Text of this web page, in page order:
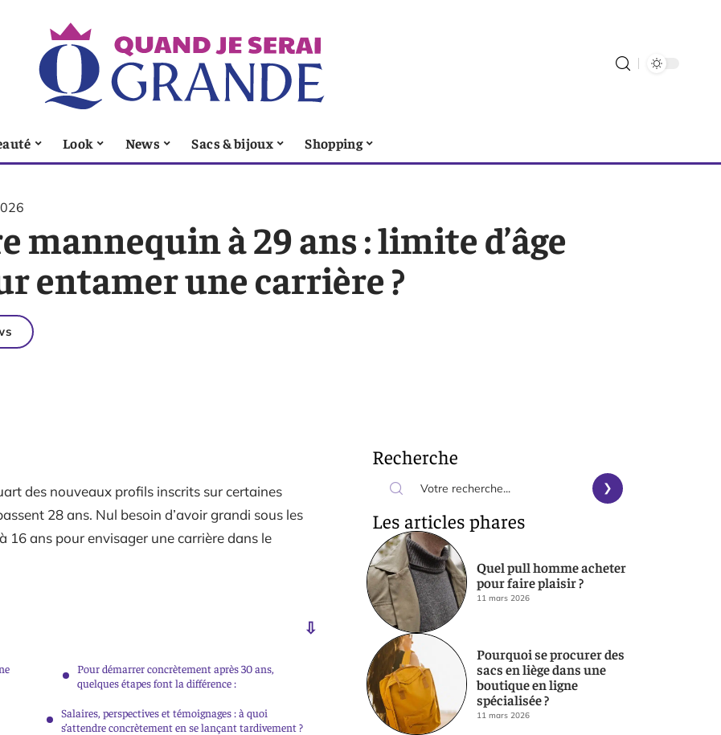
Look News Sacs & bijoux Shopping
mannequin à 29 ans : limite d’âge
entamer une carrière ?
des nouveaux profils inscrits sur certaines
28 ans. Nul besoin d’avoir grandi sous les
16 ans pour envisager une carrière dans le
Pour démarrer concrètement après 30 ans,
quelques étapes font la différence :
Salaires, perspectives et témoignages : à quoi
s’attendre concrètement en se lançant tardivement ?
Recherche
Les articles phares
Quel pull homme acheter
pour faire plaisir ?
11 mars 2026
Pourquoi se procurer des
sacs en liège dans une
boutique en ligne
spécialisée ?
11 mars 2026